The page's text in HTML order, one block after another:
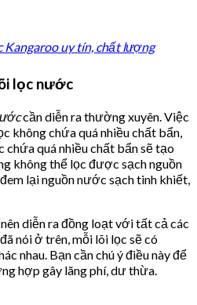
Kangaroo uy tín, chất lượng
lọc nước
cần diễn ra thường xuyên. Việc
không chứa quá nhiều chất bẩn,
chứa quá nhiều chất bẩn sẽ tạo
không thể lọc được sạch nguồn
lại nguồn nước sạch tinh khiết,
diễn ra đồng loạt với tất cả các
nói ở trên, mỗi lõi lọc sẽ có
nhau. Bạn cần chú ý điều này để
hợp gây lãng phí, dư thừa.